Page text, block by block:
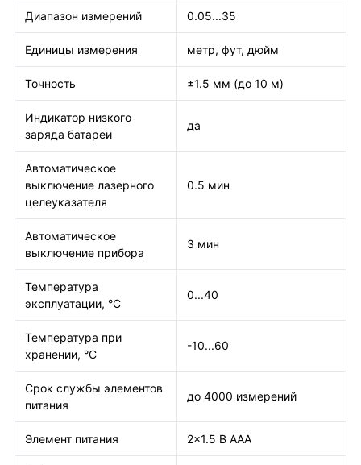
Диапазон измерений 0.05...35
Единицы измерения метр, фут, дюйм
Точность ±1.5 мм (до 10 м)
Индикатор низкого
заряда батареи
да
Автоматическое
выключение лазерного
целеуказателя
0.5 мин
Автоматическое
выключение прибора
3 мин
Температура
эксплуатации, °C
0...40
Температура при
хранении, °С
-10...60
Срок службы элементов
питания
до 4000 измерений
Элемент питания 2x1.5 В ААА